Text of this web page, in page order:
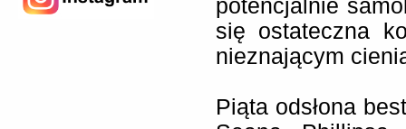
potencjalnie
się ostateczna
nieznającym
Piąta odsłona